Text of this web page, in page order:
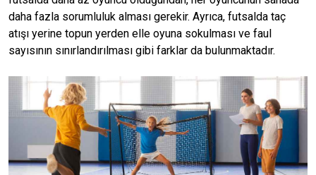
daha fazla sorumluluk alması gerekir. Ayrıca, futsalda taç
atışı yerine topun yerden elle oyuna sokulması ve faul
sayısının sınırlandırılması gibi farklar da bulunmaktadır.